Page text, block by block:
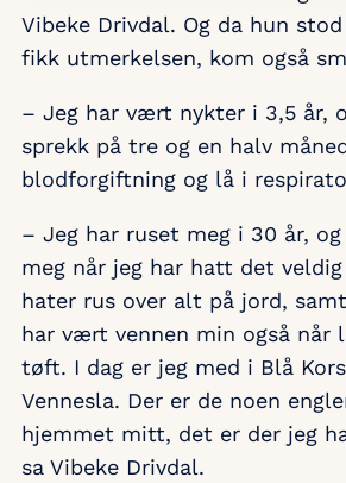
Vibeke Drivdal. Og da hun
fikk utmerkelsen, kom også
– Jeg har vært nykter i 3,5 år,
sprekk på tre og en halv
blodforgiftning og lå i
– Jeg har ruset meg i 30 år,
meg når jeg har hatt det
hater rus over alt på jord,
har vært vennen min også når
tøft. I dag er jeg med i Blå
Vennesla. Der er de noen
hjemmet mitt, det er der jeg
sa Vibeke Drivdal.